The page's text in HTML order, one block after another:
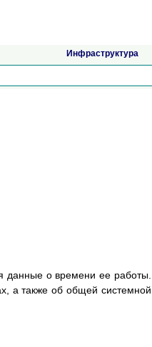
Инфраструктура
данные о времени ее работы.
а также об общей системной